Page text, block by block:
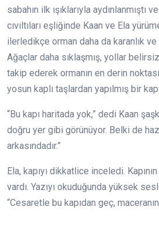
sabahın ilk ışıklarıyla aydınlanmıştı
cıvıltıları eşliğinde Kaan ve Ela
ilerledikçe orman daha da karanlık
Ağaçlar daha sıklaşmış, yollar
takip ederek ormanın en derin
yosun kaplı taşlardan yapılmış bir
“Bu kapı haritada yok,” dedi Kaan
doğru yer gibi görünüyor. Belki de
arkasındadır.”
Ela, kapıyı dikkatlice inceledi.
vardı. Yazıyı okuduğunda yüksek
“Cesaretle bu kapıdan geç, maceranın